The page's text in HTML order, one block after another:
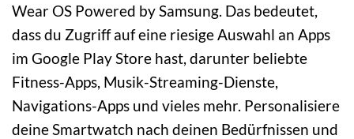
Wear OS Powered by Samsung. Das bedeutet,
dass du Zugriff auf eine riesige Auswahl an Apps
im Google Play Store hast, darunter beliebte
Fitness-Apps, Musik-Streaming-Dienste,
Navigations-Apps und vieles mehr. Personalisiere
deine Smartwatch nach deinen Bedürfnissen und